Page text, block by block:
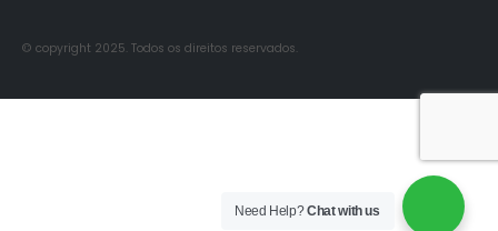
© copyright 2025. Todos os direitos reservados.
Need Help?Chat with us